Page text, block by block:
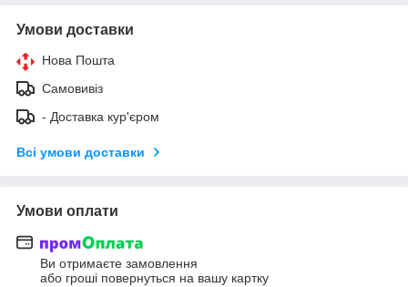
Умови доставки
Нова Пошта
Самовивіз
- Доставка кур'єром
Всі умови доставки
Умови оплати
Ви отримаєте замовлення
або гроші повернуться на вашу картку